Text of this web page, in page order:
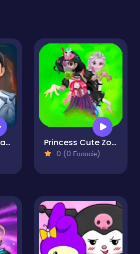
K-Wedding Dream Princess Cute Zombies April Fun
0 (0 Голосів)